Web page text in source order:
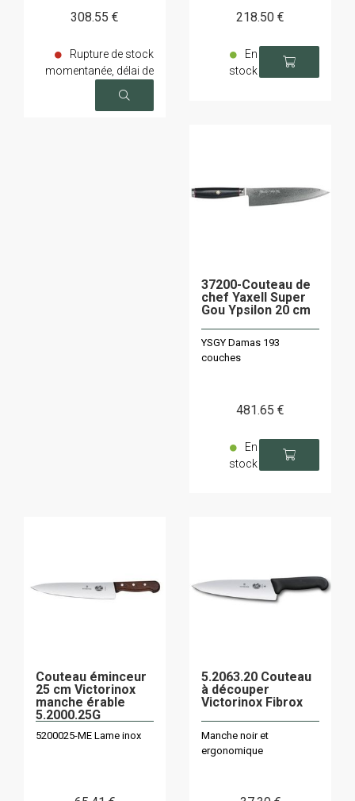
308.55 €
Rupture de stock
momentanée, délai de
livraison sur demande
218.50 €
En
stock
37200-Couteau de
chef Yaxell Super
Gou Ypsilon 20 cm
YSGY Damas 193
couches
481.65 €
En
stock
Couteau éminceur
25 cm Victorinox
manche érable
5.2000.25G
5200025-ME Lame inox
5.2063.20 Couteau
à découper
Victorinox Fibrox
Manche noir et
ergonomique